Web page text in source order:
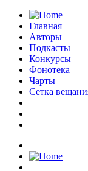
Главная
Авторы
Подкасты
Конкурсы
Фонотека
Чарты
Сетка